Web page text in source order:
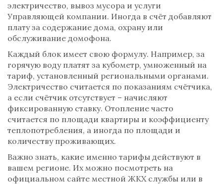
электричество, вывоз мусора и услуги
Управляющей компании. Иногда в счёт добавляют
плату за содержание дома, охрану или
обслуживание домофона.
Каждый блок имеет свою формулу. Например, за
горячую воду платят за кубометр, умноженный на
тариф, установленный региональными органами.
Электричество считается по показаниям счётчика,
а если счётчик отсутствует – начисляют
фиксированную ставку. Отопление часто
считается по площади квартиры и коэффициенту
теплопотребления, а иногда по площади и
количеству проживающих.
Важно знать, какие именно тарифы действуют в
вашем регионе. Их можно посмотреть на
официальном сайте местной ЖКХ службы или в